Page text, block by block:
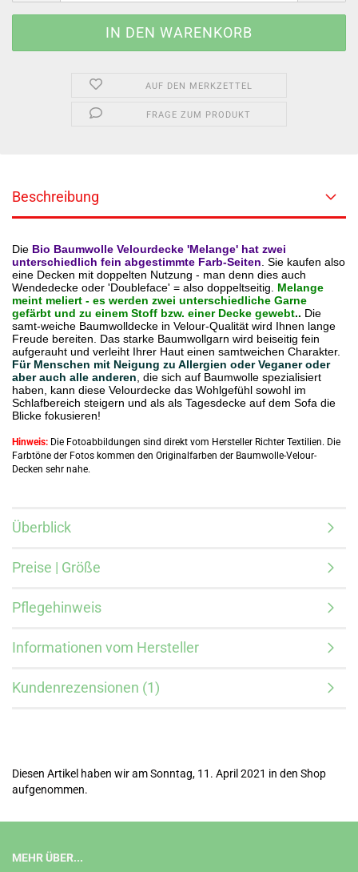
AUF DEN MERKZETTEL
FRAGE ZUM PRODUKT
Beschreibung
Die Bio Baumwolle Velourdecke 'Melange' hat zwei
unterschiedlich fein abgestimmte Farb-Seiten . Sie kaufen also
eine Decken mit doppelten Nutzung - man denn dies auch
Wendedecke oder 'Doubleface' = also doppeltseitig. Melange
meint meliert - es werden zwei unterschiedliche Garne
gefärbt und zu einem Stoff bzw. einer Decke gewebt.. Die
samt-weiche Baumwolldecke in Velour-Qualität wird Ihnen lange
Freude bereiten. Das starke Baumwollgarn wird beiseitig fein
aufgerauht und verleiht Ihrer Haut einen samtweichen Charakter.
Für Menschen mit Neigung zu Allergien oder Veganer oder
aber auch alle anderen , die sich auf Baumwolle spezialisiert
haben, kann diese Velourdecke das Wohlgefühl sowohl im
Schlafbereich steigern und als als Tagesdecke auf dem Sofa die
Blicke fokusieren!
Hinweis: Die Fotoabbildungen sind direkt vom Hersteller Richter Textilien. Die
Farbtöne der Fotos kommen den Originalfarben der Baumwolle-Velour-
Decken sehr nahe.
Überblick
Preise | Größe
Pflegehinweis
Informationen vom Hersteller
Kundenrezensionen (1)
Diesen Artikel haben wir am Sonntag, 11. April 2021 in den Shop
aufgenommen.
MEHR ÜBER...